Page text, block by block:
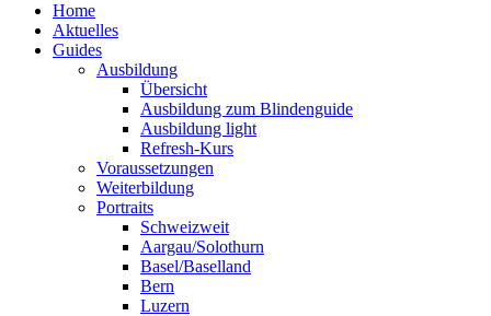
Home
Aktuelles
Guides
Ausbildung
Übersicht
Ausbildung zum Blindenguide
Ausbildung light
Refresh-Kurs
Voraussetzungen
Weiterbildung
Portraits
Schweizweit
Aargau/Solothurn
Basel/Baselland
Bern
Luzern